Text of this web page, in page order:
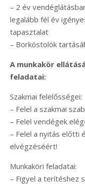
– 2 év
legalább fél év
tapasztalat
– Borkóstolók
A munkakör
feladatai:
Szakmai felelősségei:
– Felel a szakmai
– Felel vendégek
– Felel a nyitás előtti
elvégzéséért!
Munkaköri feladatai:
– Figyel a terítéshez